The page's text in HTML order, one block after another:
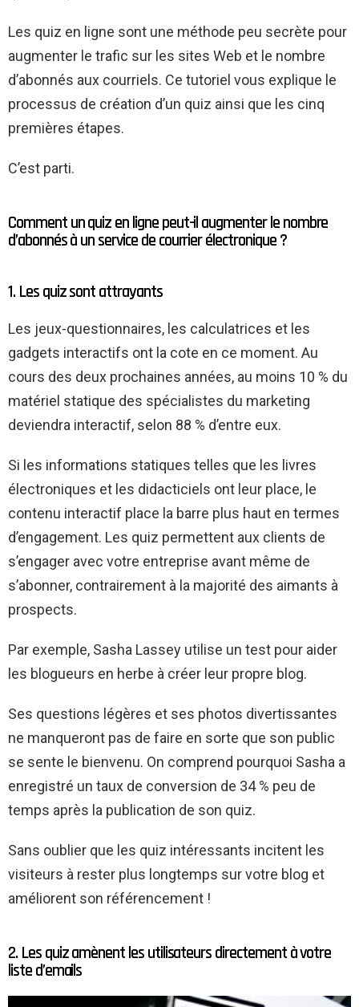
Les quiz en ligne sont une méthode peu secrète pour
augmenter le trafic sur les sites Web et le nombre
d’abonnés aux courriels. Ce tutoriel vous explique le
processus de création d’un quiz ainsi que les cinq
premières étapes.
C’est parti.
Comment un quiz en ligne peut-il augmenter le nombre
d’abonnés à un service de courrier électronique ?
1. Les quiz sont attrayants
Les jeux-questionnaires, les calculatrices et les
gadgets interactifs ont la cote en ce moment. Au
cours des deux prochaines années, au moins 10 % du
matériel statique des spécialistes du marketing
deviendra interactif, selon 88 % d’entre eux.
Si les informations statiques telles que les livres
électroniques et les didacticiels ont leur place, le
contenu interactif place la barre plus haut en termes
d’engagement. Les quiz permettent aux clients de
s’engager avec votre entreprise avant même de
s’abonner, contrairement à la majorité des aimants à
prospects.
Par exemple, Sasha Lassey utilise un test pour aider
les blogueurs en herbe à créer leur propre blog.
Ses questions légères et ses photos divertissantes
ne manqueront pas de faire en sorte que son public
se sente le bienvenu. On comprend pourquoi Sasha a
enregistré un taux de conversion de 34 % peu de
temps après la publication de son quiz.
Sans oublier que les quiz intéressants incitent les
visiteurs à rester plus longtemps sur votre blog et
améliorent son référencement !
2. Les quiz amènent les utilisateurs directement à votre
liste d’emails